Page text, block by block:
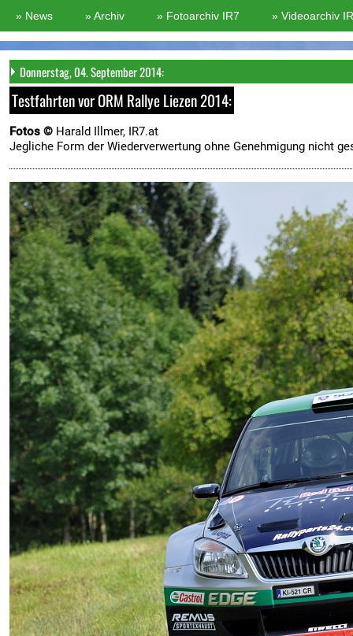
Donnerstag, 04. September 2014:
Testfahrten vor ORM Rallye Liezen 2014:
Fotos © Harald Illmer, IR7.at
Jegliche Form der Wiederverwertung ohne Genehmigung nicht